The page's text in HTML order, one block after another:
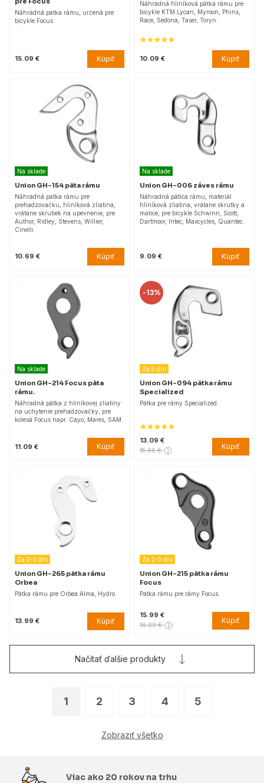
Náhradná patka rámu, určená pre
bicykle Focus.
15.09 € Kúpiť
Náhradná hliníková pätka rámu pre
bicykle KTM Lycan, Myroon, Phinx,
Race, Sedona, Taser, Toryn.
10.09 € Kúpiť
Na sklade
Union GH-154 päta rámu
Náhradná patka rámu pre
prehadzovačku, hliníková zliatina,
vrátane skrutiek na upevnenie, pre
Author, Ridley, Stevens, Willier,
Cinelli.
10.69 € Kúpiť
Na sklade
Union GH-006 záves rámu
Náhradná pätica rámu, materiál
hliníková zliatina, vrátane skrutky a
matice, pre bicykle Schwinn, Scott,
Dartmoor, Intec, Maxcycles, Quantec.
9.09 € Kúpiť
Na sklade
Union GH-214 Focus päta
rámu.
Náhradná pätka z hliníkovej zliatiny
na uchytenie prehadzovačky, pre
kolesá Focus napr. Cayo, Mares, SAM.
11.09 € Kúpiť
-13%
Za 5 dní
Union GH-094 pätka rámu
Specialized
Pätka pre rámy Specialized.
13.09 €
15.06 € Kúpiť
Za 2-3 dni
Union GH-265 pätka rámu
Orbea
Pätka rámu pre Orbea Alma, Hydro.
13.99 € Kúpiť
Za 2-3 dni
Union GH-215 pätka rámu
Focus
Patka rámu pre rámy Focus.
15.99 €
16.09 € Kúpiť
1 2 3 4 5
Zobraziť všetko
Načítať ďalšie produkty
Viac ako 20 rokov na trhu